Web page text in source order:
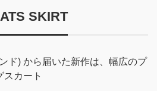
SKIRT
ド) から届いた新作は、幅広のプ
スカート